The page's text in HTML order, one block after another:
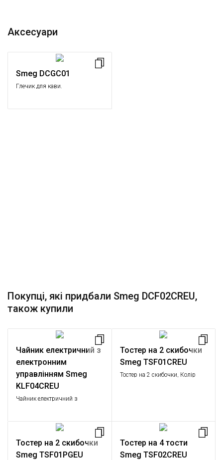
Аксесуари
Smeg DCGC01
Глечик для кави.
Покупці, які придбали Smeg DCF02CREU,
також купили
Чайник електричний з
електронним
управлінням Smeg
KLF04CREU
Чайник електричний з
Тостер на 2 скибочки
Smeg TSF01CREU
Тостер на 2 скибочки, Колір
Тостер на 2 скибочки
Smeg TSF01PGEU
Тостер на 4 тости
Smeg TSF02CREU